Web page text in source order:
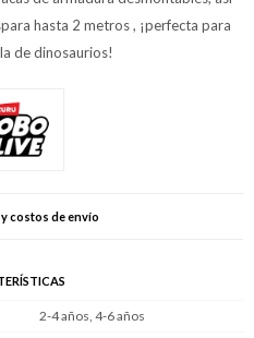
hasta 2 metros , ¡perfecta para
de dinosaurios!
costos de envío
2-4 años, 4-6 años